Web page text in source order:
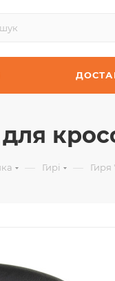
для
— Гирі — Гиря